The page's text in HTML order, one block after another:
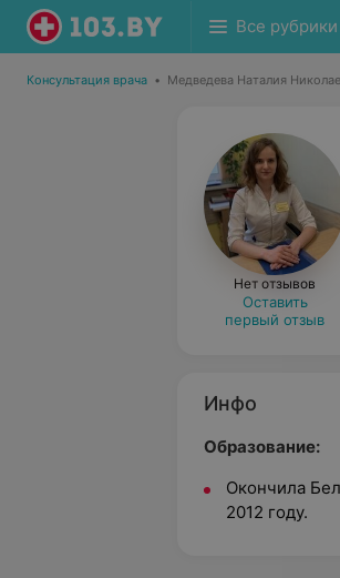
Все рубрики
Консультация врача • Медведева Наталия
Нет отзывов
Оставить
первый отзыв
Инфо
Образование:
Окончила
2012 году.